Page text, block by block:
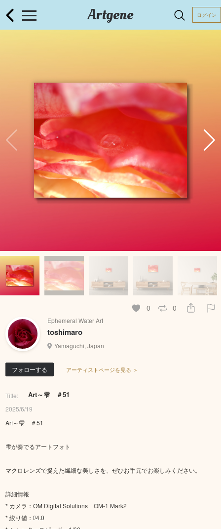
Artgene ログイン
0 0
Ephemeral Water Art
toshimaro
Yamaguchi, Japan
フォローする アーティストページを見る ＞
Title: Art～雫 ＃51
2025/6/19
Art～雫 ＃51
雫が奏でるアートフォト
マクロレンズで捉えた繊細な美しさを、ぜひお手元でお楽しみください。
詳細情報
* カメラ：OM Digital Solutions OM-1 Mark2
* 絞り値：f/4.0